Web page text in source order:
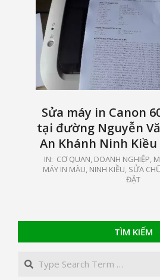
Sửa máy in Canon
tại đường Nguyễn
An Khánh Ninh Kiều
2021-
04-
IN: CƠ QUAN, DOANH NGHIỆP,
MÁY IN MÀU, NINH KIỀU, SỬA
ĐẶT
TÌM KIẾM
Search